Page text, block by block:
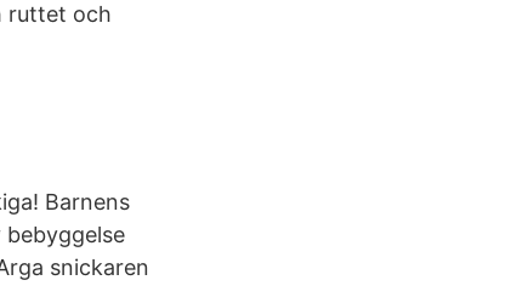
ruttet och
Barnens
bebyggelse
snickaren